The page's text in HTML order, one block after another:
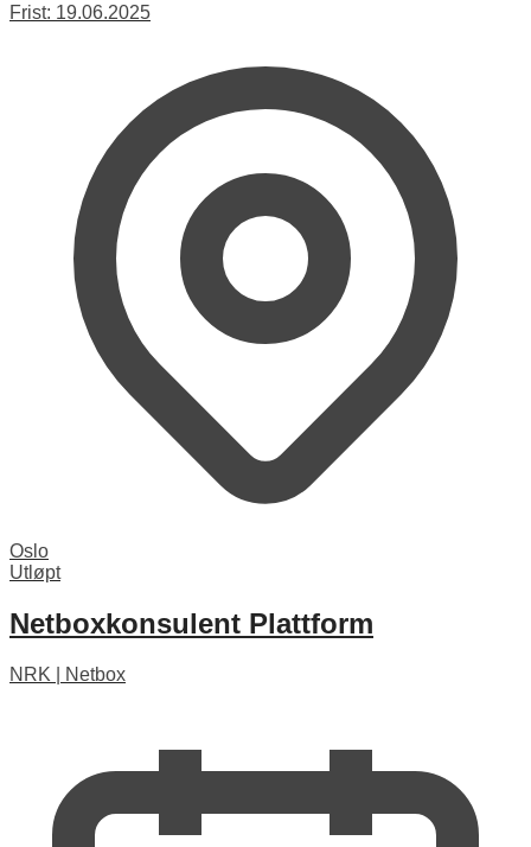
Frist: 19.06.2025
Oslo
Utløpt
Netboxkonsulent Plattform
NRK Netbox